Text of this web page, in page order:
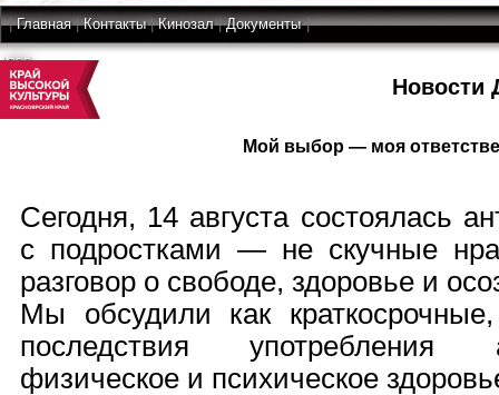
|Главная|Контакты|Кинозал|Документы
|RSS
Новости
Мой выбор — моя
Сегодня, 14 августа состоялась
с подростками — не скучные
разговор о свободе, здоровье и
Мы обсудили как
последствия употребления
физическое и психическое